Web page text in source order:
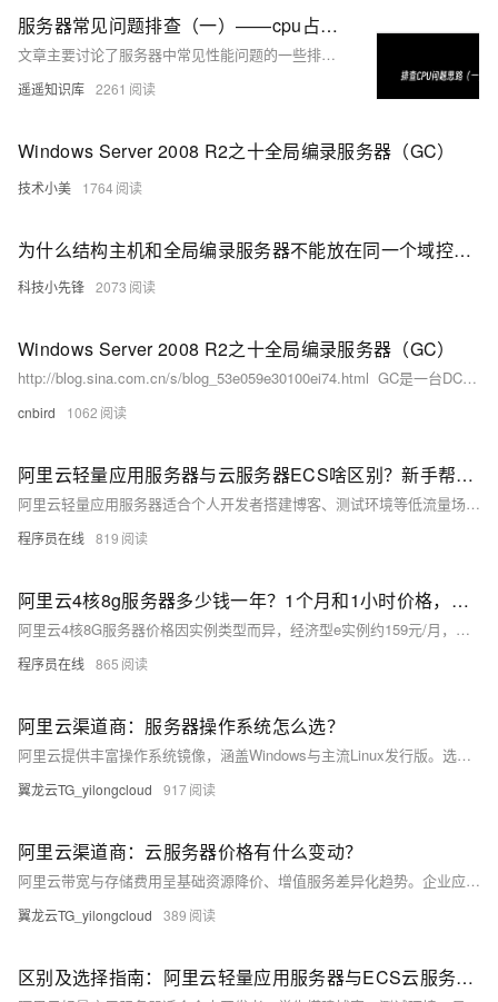
服务器常见问题排查（一）——cpu占用高、上下文频繁切换、频繁GC
文章主要讨论了服务器中常见性能问题的一些排查思路，这篇文章主要讨论了CPU负载过高，频繁GC和频繁切换上线文这三个问题。
遥遥知识库 2261
Windows Server 2008 R2之十全局编录服务器（GC）
技术小美 1764
为什么结构主机和全局编录服务器不能放在同一个域控制器上？
科技小先锋 2073
Windows Server 2008 R2之十全局编录服务器（GC）
http://blog.sina.com.cn/s/blog_53e059e30100ei74.html GC是一台DC，它是一台特殊的DC，它存储森林中所有对象部分只读信息的特殊DC。
cnbird 1062
阿里云轻量应用服务器与云服务器ECS啥区别？新手帮助教程
阿里云轻量应用服务器适合个人开发者搭建博客、测试环境等低流量场景，操作简单、成本低；ECS适用于企业级高负载业务，功能强大、灵活可扩展。二者在性能、网络、镜像及运维管理上差异显著，用户应根据实际需求选择。
程序员在线 819
阿里云4核8g服务器多少钱一年？1个月和1小时价格，省钱购买方法分享
阿里云4核8G服务器价格因实例类型而异，经济型e实例约159元/月，计算型c9i约371元/月，按小时计费最低0.45元。实际购买享折扣，1年最高可省至1578元，附主流ECS实例及CPU型号参考。
程序员在线 865
阿里云渠道商：服务器操作系统怎么选？
阿里云提供丰富操作系统镜像，涵盖Windows与主流Linux发行版。选型需综合技术兼容性、运维成本、安全稳定等因素。推荐Alibaba Cloud Linux、Ubuntu等用于Web与容器场景，Windows Server支撑.NET应用。建议优先选用LTS版本并进行测试验证，通过标准化镜像管理提升部署效率与一致性。
翼龙云TG_yilongcloud 917
阿里云渠道商：云服务器价格有什么变动？
阿里云带宽与存储费用呈基础资源降价、增值服务差异化趋势。企业应结合业务特点，通过阶梯计价、智能分层、弹性带宽等策略优化成本，借助云监控与预算预警机制，实现高效、可控的云资源管理。
翼龙云TG_yilongcloud 389
区别及选择指南：阿里云轻量应用服务器与ECS云服务器有什么区别？